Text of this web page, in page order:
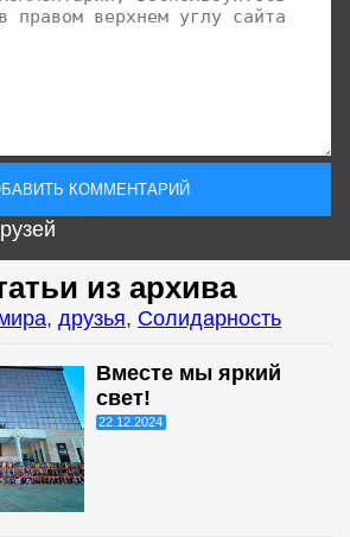
из архива
, друзья, Солидарность
Вместе мы яркий
свет!
22.12.2024